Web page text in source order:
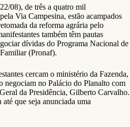
08), de três a quatro mil
Via Campesina, estão acampados
da reforma agrária pelo
também têm pautas
dívidas do Programa Nacional de
(Pronaf).
cercam o ministério da Fazenda,
negociam no Palácio do Planalto com
da Presidência, Gilberto Carvalho.
que seja anunciada uma